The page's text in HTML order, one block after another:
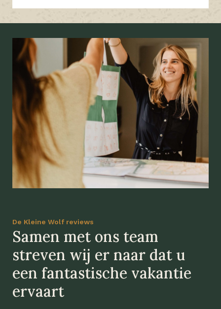
De Kleine Wolf reviews
Samen met ons team
streven wij er naar dat u
een fantastische vakantie
ervaart